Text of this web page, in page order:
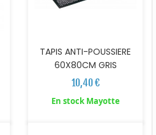
TAPIS ANTI-POUSSIERE
60X80CM GRIS
10,40 €
En stock Mayotte